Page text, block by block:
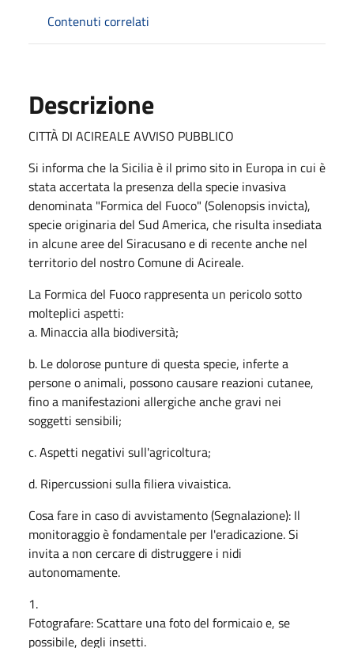
Contenuti correlati
Descrizione
CITTÀ DI ACIREALE AVVISO PUBBLICO
Si informa che la Sicilia è il primo sito in Europa in cui è
stata accertata la presenza della specie invasiva
denominata "Formica del Fuoco" (Solenopsis invicta),
specie originaria del Sud America, che risulta insediata
in alcune aree del Siracusano e di recente anche nel
territorio del nostro Comune di Acireale.
La Formica del Fuoco rappresenta un pericolo sotto
molteplici aspetti:
a. Minaccia alla biodiversità;
b. Le dolorose punture di questa specie, inferte a
persone o animali, possono causare reazioni cutanee,
fino a manifestazioni allergiche anche gravi nei
soggetti sensibili;
c. Aspetti negativi sull'agricoltura;
d. Ripercussioni sulla filiera vivaistica.
Cosa fare in caso di avvistamento (Segnalazione): Il
monitoraggio è fondamentale per l'eradicazione. Si
invita a non cercare di distruggere i nidi
autonomamente.
1.
Fotografare: Scattare una foto del formicaio e, se
possibile, degli insetti.